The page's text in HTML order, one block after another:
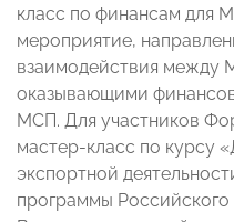
класс по финансам для
мероприятие,
взаимодействия между
оказывающими
МСП. Для участников
мастер-класс по курсу
экспортной
программы Российского